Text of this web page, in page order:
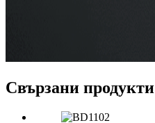
Свързани продукти